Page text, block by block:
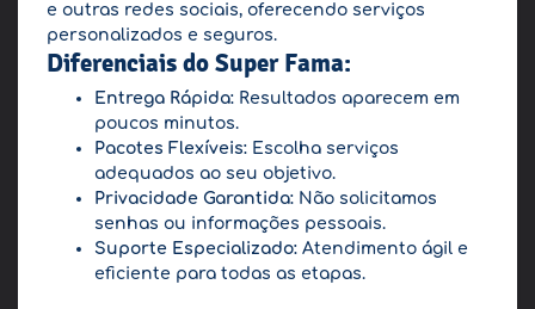
e outras redes sociais, oferecendo serviços
personalizados e seguros.
Diferenciais do Super Fama:
Entrega Rápida: Resultados aparecem em
poucos minutos.
Pacotes Flexíveis: Escolha serviços
adequados ao seu objetivo.
Privacidade Garantida: Não solicitamos
senhas ou informações pessoais.
Suporte Especializado: Atendimento ágil e
eficiente para todas as etapas.